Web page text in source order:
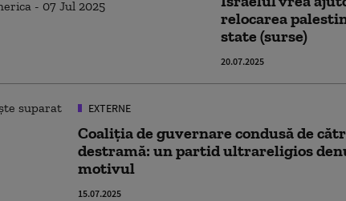
relocarea
state (surse)
20.07.2025
EXTERNE
Coaliția de guvernare condusă de
destramă: un partid ultrareligios
motivul
15.07.2025